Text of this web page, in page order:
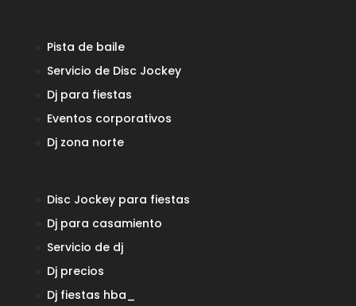
Pista de baile
Servicio de Disc Jockey
Dj para fiestas
Eventos corporativos
Dj zona norte
Disc Jockey para fiestas
Dj para casamiento
Servicio de dj
Dj precios
Dj fiestas hba_